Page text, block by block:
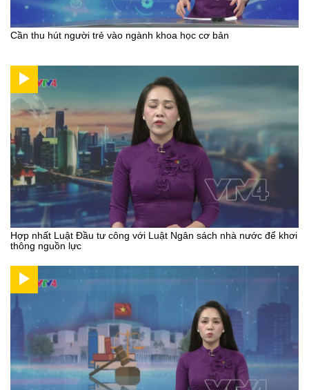
Cần thu hút người trẻ vào ngành khoa học cơ bản
Hợp nhất Luật Đầu tư công với Luật Ngân sách nhà nước để khơi
thông nguồn lực